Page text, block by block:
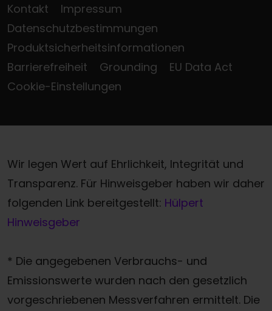
Kontakt
Impressum
Datenschutzbestimmungen
Produktsicherheitsinformationen
Barrierefreiheit
Grounding
EU Data Act
Cookie-Einstellungen
Wir legen Wert auf Ehrlichkeit, Integrität und
Transparenz. Für Hinweisgeber haben wir daher
folgenden Link bereitgestellt: Hülpert
Hinweisgeber
* Die angegebenen Verbrauchs- und
Emissionswerte wurden nach den gesetzlich
vorgeschriebenen Messverfahren ermittelt. Die